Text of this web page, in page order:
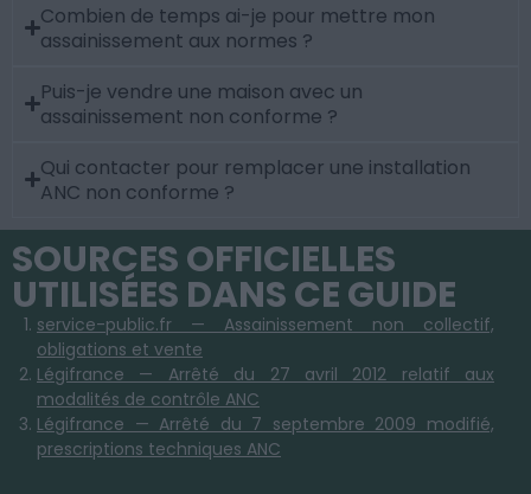
Combien de temps ai-je pour mettre mon
assainissement aux normes ?
Puis-je vendre une maison avec un
assainissement non conforme ?
Qui contacter pour remplacer une installation
ANC non conforme ?
SOURCES OFFICIELLES
UTILISÉES DANS CE GUIDE
service-public.fr — Assainissement non collectif,
obligations et vente
Légifrance — Arrêté du 27 avril 2012 relatif aux
modalités de contrôle ANC
Légifrance — Arrêté du 7 septembre 2009 modifié,
prescriptions techniques ANC